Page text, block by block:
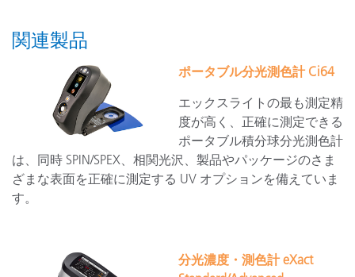
関連製品
ポータブル分光測色計 Ci64
エックスライトの最も測定精
度が高く、正確に測定できる
ポータブル積分球分光測色計
は、同時 SPIN/SPEX、相関光沢、製品やパッケージのさま
ざまな表面を正確に測定する UV オプションを備えていま
す。
分光濃度・測色計 eXact